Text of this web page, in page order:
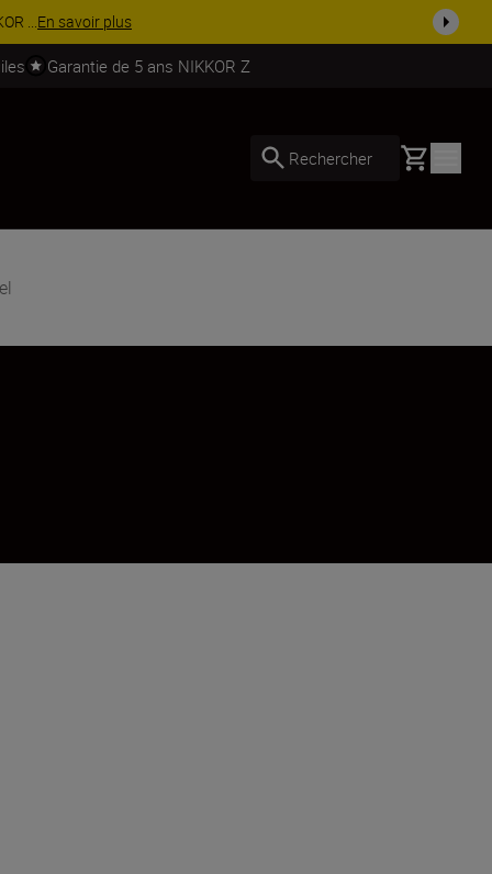
Acheter maintenant
Garantie de 5 ans NIKKOR Z
Rechercher Basket